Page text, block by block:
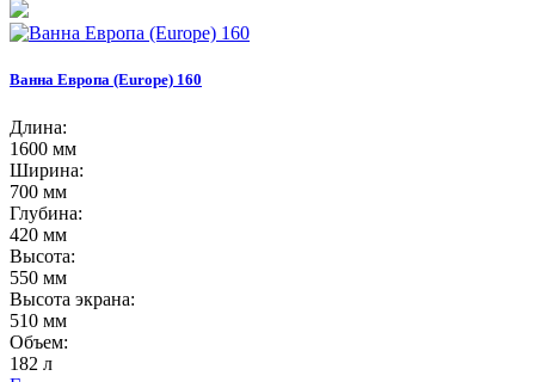
Ванна Европа (Europe) 160
Длина:
1600 мм
Ширина:
700 мм
Глубина:
420 мм
Высота:
550 мм
Высота экрана:
510 мм
Объем:
182 л